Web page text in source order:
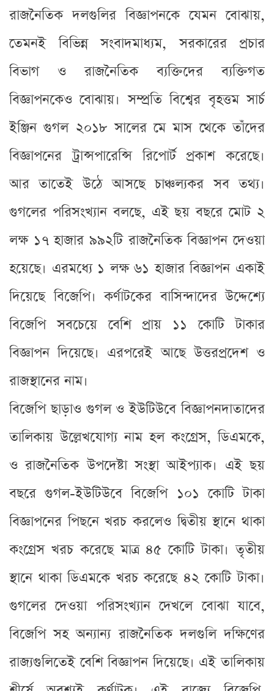
রাজনৈতিক দলগুলির বিজ্ঞাপনকে যেমন বোঝায়,
তেমনই বিভিন্ন সংবাদমাধ্যম, সরকারের প্রচার
বিভাগ ও রাজনৈতিক ব্যক্তিদের ব্যক্তিগত
বিজ্ঞাপনকেও বোঝায়। সম্প্রতি বিশ্বের বৃহত্তম সার্চ
ইঞ্জিন গুগল ২০১৮ সালের মে মাস থেকে তাঁদের
বিজ্ঞাপনের ট্রান্সপারেন্সি রিপোর্ট প্রকাশ করেছে।
আর তাতেই উঠে আসছে চাঞ্চল্যকর সব তথ্য।
গুগলের পরিসংখ্যান বলছে, এই ছয় বছরে মোট ২
লক্ষ ১৭ হাজার ৯৯২টি রাজনৈতিক বিজ্ঞাপন দেওয়া
হয়েছে। এরমধ্যে ১ লক্ষ ৬১ হাজার বিজ্ঞাপন একাই
দিয়েছে বিজেপি। কর্ণাটকের বাসিন্দাদের উদ্দেশ্যে
বিজেপি সবচেয়ে বেশি প্রায় ১১ কোটি টাকার
বিজ্ঞাপন দিয়েছে। এরপরেই আছে উত্তরপ্রদেশ ও
রাজস্থানের নাম।
বিজেপি ছাড়াও গুগল ও ইউটিউবে বিজ্ঞাপনদাতাদের
তালিকায় উল্লেখযোগ্য নাম হল কংগ্রেস, ডিএমকে,
ও রাজনৈতিক উপদেষ্টা সংস্থা আইপ্যাক। এই ছয়
বছরে গুগল-ইউটিউবে বিজেপি ১০১ কোটি টাকা
বিজ্ঞাপনের পিছনে খরচ করলেও দ্বিতীয় স্থানে থাকা
কংগ্রেস খরচ করেছে মাত্র ৪৫ কোটি টাকা। তৃতীয়
স্থানে থাকা ডিএমকে খরচ করেছে ৪২ কোটি টাকা।
গুগলের দেওয়া পরিসংখ্যান দেখলে বোঝা যাবে,
বিজেপি সহ অন্যান্য রাজনৈতিক দলগুলি দক্ষিণের
রাজ্যগুলিতেই বেশি বিজ্ঞাপন দিয়েছে। এই তালিকায়